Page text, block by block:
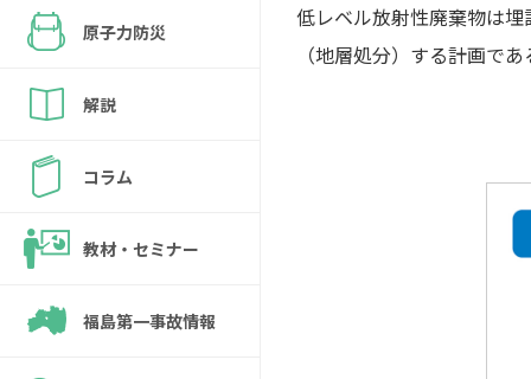
原子力防災
解説
コラム
教材・セミナー
福島第一事故情報
低レベル放射性廃棄物は
（地層処分）する計画で